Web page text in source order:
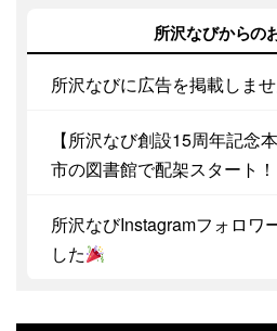
所沢なびからの
所沢なびに広告を掲載しま
【所沢なび創設15周年記念
市の図書館で配架スタート！
所沢なびInstagramフォロワ
した